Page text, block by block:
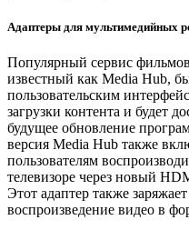
Адаптеры для мультимедийных
Популярный сервис
известный как Media Hub,
пользовательским
загрузки контента и будет
будущее обновление
версия Media Hub также
пользователям
телевизоре через новый
Этот адаптер также
воспроизведение видео в